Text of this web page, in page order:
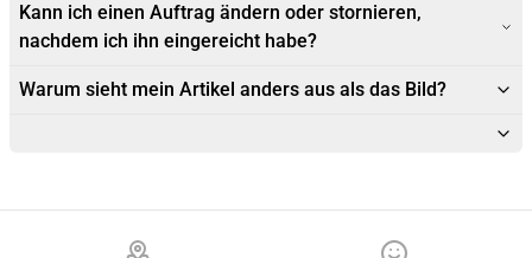
Kann ich einen Auftrag ändern oder stornieren,
nachdem ich ihn eingereicht habe?
Warum sieht mein Artikel anders aus als das Bild?